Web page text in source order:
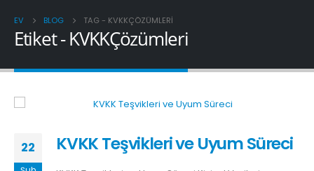
EV BLOG TAG - KVKKÇÖZÜMLERI
Etiket - KVKKÇözümleri
22 KVKK Teşvikleri ve Uyum Süreci